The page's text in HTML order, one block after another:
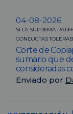
04-08-2026
SI LA SUPREMA
CONDUCTAS
Corte de
sumario que
consideradas
Enviado por